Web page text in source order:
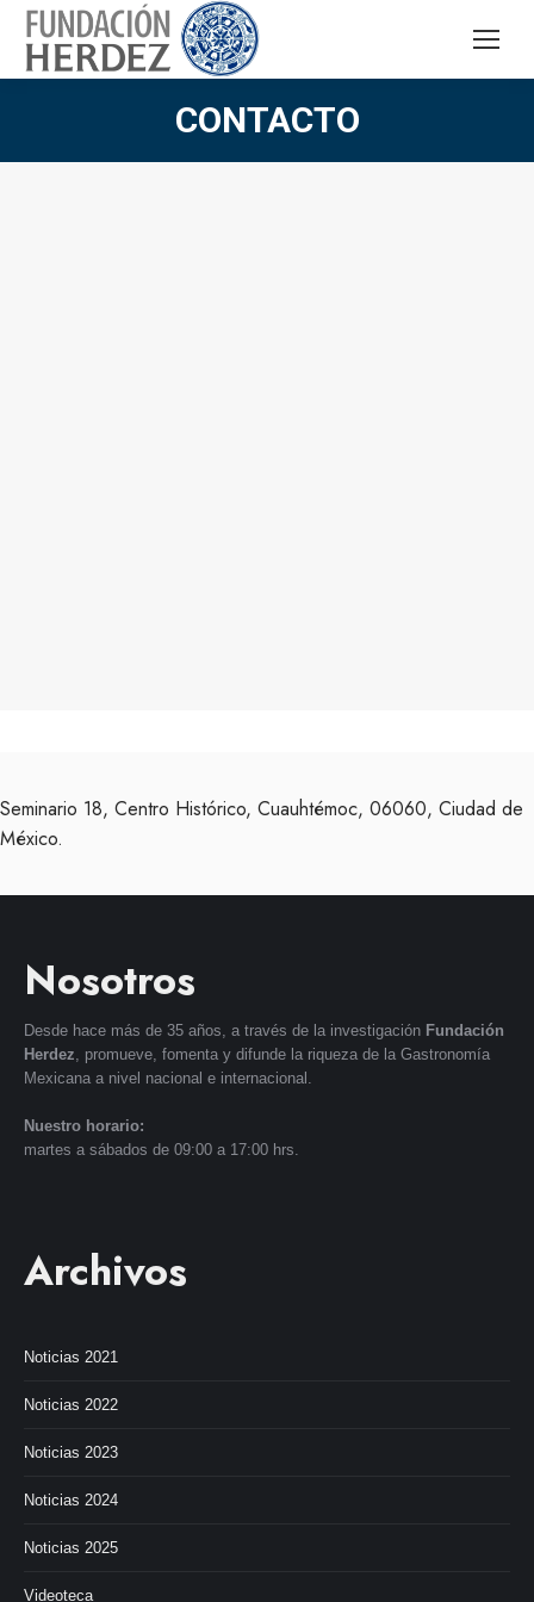
CONTACTO
Seminario 18, Centro Histórico, Cuauhtémoc, 06060, Ciudad de
México.
Nosotros
Desde hace más de 35 años, a través de la investigación Fundación
Herdez, promueve, fomenta y difunde la riqueza de la Gastronomía
Mexicana a nivel nacional e internacional.
Nuestro horario:
martes a sábados de 09:00 a 17:00 hrs.
Archivos
Noticias 2021
Noticias 2022
Noticias 2023
Noticias 2024
Noticias 2025
Videoteca